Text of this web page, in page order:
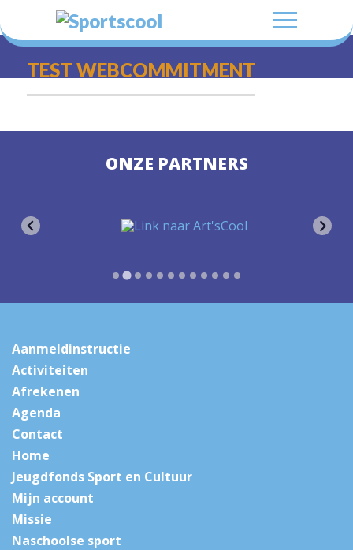
TEST WEBCOMMITMENT
ONZE PARTNERS
Aanmeldinstructie
Activiteiten
Afrekenen
Agenda
Contact
Home
Jeugdfonds Sport en Cultuur
Mijn account
Missie
Naschoolse sport